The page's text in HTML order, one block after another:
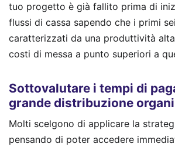
tuo progetto è già fallito prima di
flussi di cassa sapendo che i primi
caratterizzati da una produttività
costi di messa a punto superiori a
Sottovalutare i tempi di
grande distribuzione
Molti scelgono di applicare la
pensando di poter accedere